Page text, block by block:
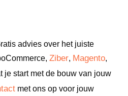
advies over het juiste
Ziber, Magento,
je start met de bouw van jouw
met ons op voor jouw